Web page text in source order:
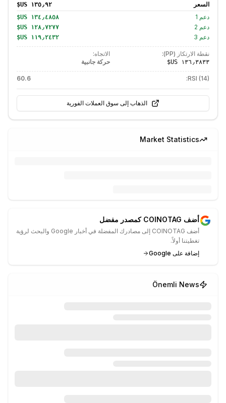
السعر
دعم 1
دعم 2
دعم 3
نقطة الارتكاز (PP):
الاتجاه:
حركة جانبية
RSI (14):
60.6
الذهاب إلى سوق العملات الفورية
Market Statistics
أضف COINOTAG كمصدر مفضل
أضف COINOTAG إلى مصادرك المفضلة في أخبار Google والبحث لرؤية
تغطيتنا أولاً.
إضافة على Google
Önemli News